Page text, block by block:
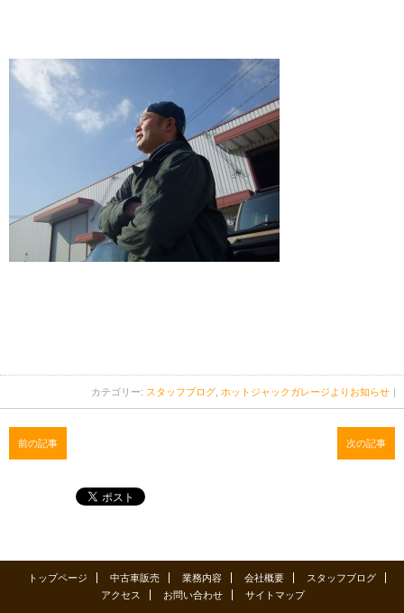
カテゴリー: スタッフブログ ホットジャックガレージよりお知らせ ｜
前の記事 次の記事
トップページ 中古車販売 業務内容 会社概要
スタッフブログ
アクセス
お問い合わせ サイトマップ